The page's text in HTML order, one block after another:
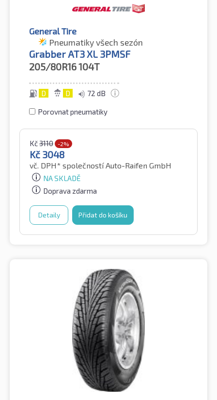
General Tire
Pneumatiky všech sezón
Grabber AT3 XL 3PMSF
205/80R16104T
D D 72 dB
Porovnat pneumatiky
Kč3110 -2%
Kč 3048
vč. DPH* společností Auto-Raifen GmbH
NA SKLADĚ
Doprava zdarma
Detaily Přidat do košíku